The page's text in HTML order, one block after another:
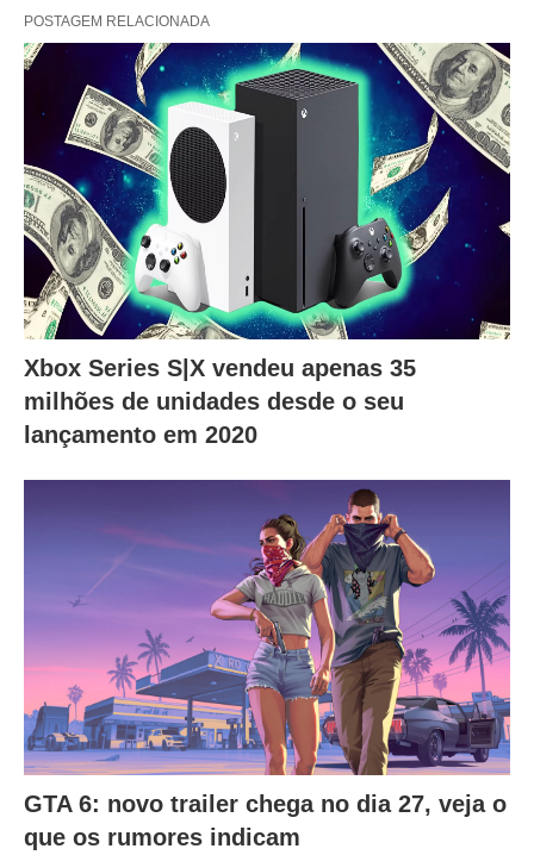
POSTAGEM RELACIONADA
Xbox Series S|X vendeu apenas 35
milhões de unidades desde o seu
lançamento em 2020
GTA 6: novo trailer chega no dia 27, veja o
que os rumores indicam